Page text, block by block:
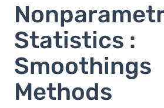
Statistics :
Smoothings
Methods